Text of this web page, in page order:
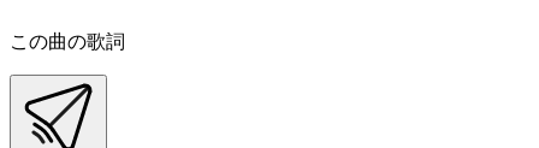
この曲の歌詞